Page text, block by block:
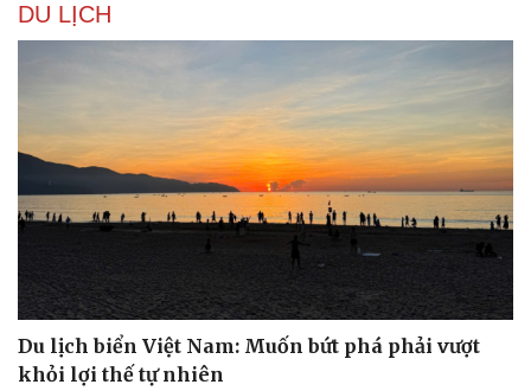
Văn hóa
Sân khấu - Điện ảnh
Văn học
Giải trí
Nghệ sĩ
Thời trang
Sao Việt
DU LỊCH
Du lịch biển Việt Nam: Muốn bứt phá phải vượt
khỏi lợi thế tự nhiên